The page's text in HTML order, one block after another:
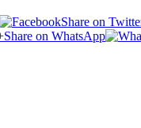
Share on
Share on WhatsApp